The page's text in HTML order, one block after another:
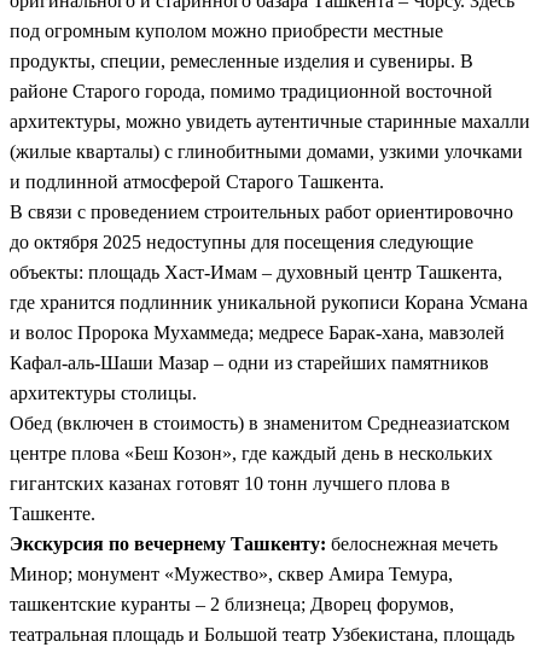
под огромным куполом можно приобрести местные
продукты, специи, ремесленные изделия и сувениры. В
районе Старого города, помимо традиционной восточной
архитектуры, можно увидеть аутентичные старинные махалли
(жилые кварталы) с глинобитными домами, узкими улочками
и подлинной атмосферой Старого Ташкента.
В связи с проведением строительных работ ориентировочно
до октября 2025 недоступны для посещения следующие
объекты: площадь Хаст-Имам – духовный центр Ташкента,
где хранится подлинник уникальной рукописи Корана Усмана
и волос Пророка Мухаммеда; медресе Барак-хана, мавзолей
Кафал-аль-Шаши Мазар – одни из старейших памятников
архитектуры столицы.
Обед (включен в стоимость) в знаменитом Среднеазиатском
центре плова «Беш Козон», где каждый день в нескольких
гигантских казанах готовят 10 тонн лучшего плова в
Ташкенте.
Экскурсия по вечернему Ташкенту: белоснежная мечеть
Минор; монумент «Мужество», сквер Амира Темура,
ташкентские куранты – 2 близнеца; Дворец форумов,
театральная площадь и Большой театр Узбекистана, площадь